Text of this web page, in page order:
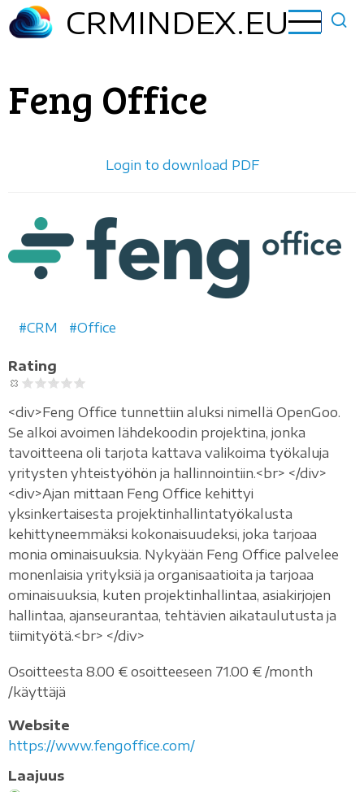
Hyppää
pääsisältöönCRMINDEX.EU
Feng Office
Login to download PDF
Horizontal
logo
CRM Office
Rating
<div>Feng Office tunnettiin aluksi nimellä OpenGoo.
Se alkoi avoimen lähdekoodin projektina, jonka
tavoitteena oli tarjota kattava valikoima työkaluja
yritysten yhteistyöhön ja hallinnointiin.<br> </div>
<div>Ajan mittaan Feng Office kehittyi
yksinkertaisesta projektinhallintatyökalusta
kehittyneemmäksi kokonaisuudeksi, joka tarjoaa
monia ominaisuuksia. Nykyään Feng Office palvelee
monenlaisia yrityksiä ja organisaatioita ja tarjoaa
ominaisuuksia, kuten projektinhallintaa, asiakirjojen
hallintaa, ajanseurantaa, tehtävien aikataulutusta ja
tiimityötä.<br> </div>
Osoitteesta 8.00 € osoitteeseen 71.00 € /month
/käyttäjä
Website
https://www.fengoffice.com/
Laajuus